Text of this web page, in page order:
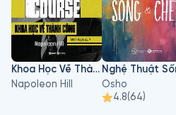
Khoa Học Về Thành Công
Napoleon Hill
Osho
4.8(64)